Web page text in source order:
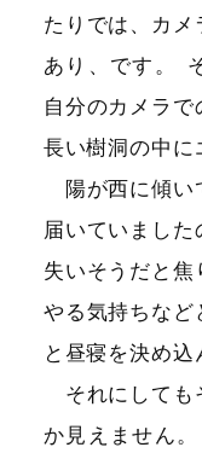
たりでは、カ
あり、です 。
自分のカメラ
長い樹洞の中に
陽が西に傾い
届いていまし
失いそうだと
やる気持ちなど
と昼寝を決め込
それにしても
か見えません。